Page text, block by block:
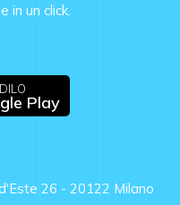
in un click.
Play
26 - 20122 Milano